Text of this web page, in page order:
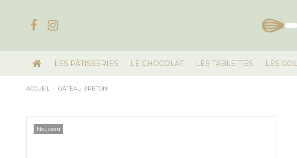
LES PÂTISSERIES LE CHOCOLAT LES TABLETTES LES
ACCUEIL GÂTEAU BRETON
Nouveau